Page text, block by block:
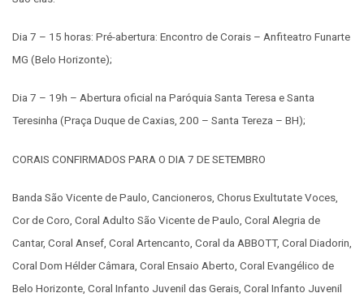
Dia 7 – 15 horas: Pré-abertura: Encontro de Corais – Anfiteatro Funarte
MG (Belo Horizonte);
Dia 7 – 19h – Abertura oficial na Paróquia Santa Teresa e Santa
Teresinha (Praça Duque de Caxias, 200 – Santa Tereza – BH);
CORAIS CONFIRMADOS PARA O DIA 7 DE SETEMBRO
Banda São Vicente de Paulo, Cancioneros, Chorus Exultutate Voces,
Cor de Coro, Coral Adulto São Vicente de Paulo, Coral Alegria de
Cantar, Coral Ansef, Coral Artencanto, Coral da ABBOTT, Coral Diadorin,
Coral Dom Hélder Câmara, Coral Ensaio Aberto, Coral Evangélico de
Belo Horizonte, Coral Infanto Juvenil das Gerais, Coral Infanto Juvenil